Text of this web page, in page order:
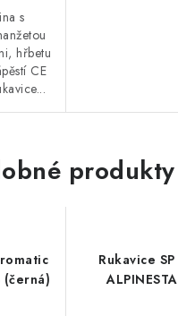
s
hřbetu
CE
produkty
(černá)
Rukavice SP